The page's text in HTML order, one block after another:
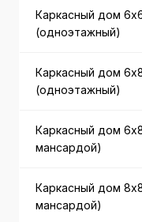
Каркасный дом
(одноэтажный)
Каркасный дом
(одноэтажный)
Каркасный дом
мансардой)
Каркасный дом
мансардой)